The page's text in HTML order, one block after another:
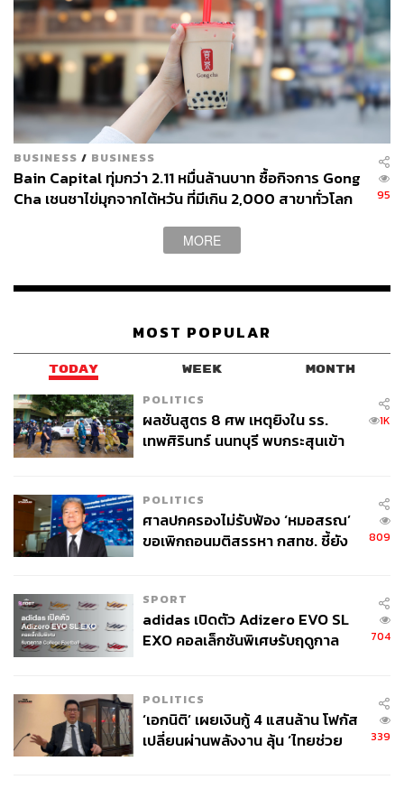
BUSINESS / BUSINESS
Bain Capital ทุ่มกว่า 2.11 หมื่นล้านบาท ซื้อกิจการ Gong
Cha เชนชาไข่มุกจากไต้หวัน ที่มีเกิน 2,000 สาขาทั่วโลก
95
MORE
MOST POPULAR
TODAY WEEK MONTH
POLITICS
ผลชันสูตร 8 ศพ เหตุยิงใน รร.
เทพศิรินทร์ นนทบุรี พบกระสุนเข้า
1K
POLITICS
ศาลปกครองไม่รับฟ้อง ‘หมอสรณ’
ขอเพิกถอนมติสรรหา กสทช. ชี้ยัง
809
SPORT
adidas เปิดตัว Adizero EVO SL
EXO คอลเล็กชันพิเศษรับฤดูกาล
704
POLITICS
‘เอกนิติ’ เผยเงินกู้ 4 แสนล้าน โฟกัส
เปลี่ยนผ่านพลังงาน ลุ้น ‘ไทยช่วย
339